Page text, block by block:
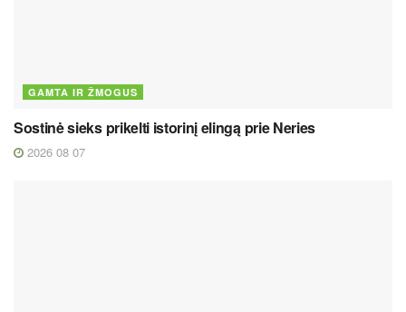
GAMTA IR ŽMOGUS
Sostinė sieks prikelti istorinį elingą prie Neries
2026 08 07